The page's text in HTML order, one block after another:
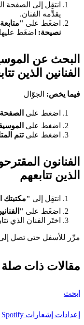
انتقِل إلى الصفحة
يقدِّمه الفنان.
اضغَط على
نصيحة: اضغَط
البحث عن
الفنانين الذين
فيما يخص: الجوّال
اضغط على
اضغط على
اضغط علىتتم
الفنانون
الذين تتابعهم
انتقِل إلى "مكتبتك
اضغَط على
اختَر الفنان الذي
مرِّر للأسفل حتى تصل
مقالات ذات صلة
ابحث
إعدادات إشعارات Spotify